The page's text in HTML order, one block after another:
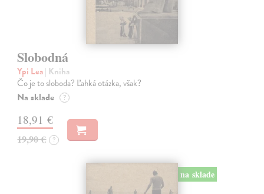
Slobodná
Ypi Lea| Kniha
Čo je to sloboda? Ľahká otázka, však?
Na sklade ?
18,91 €
19,90 € ?
na sklade